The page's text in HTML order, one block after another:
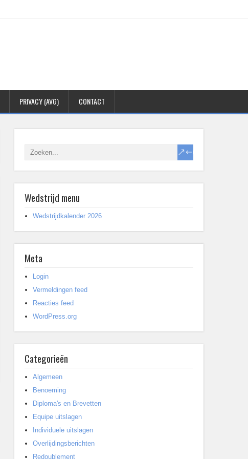
PRIVACY (AVG) CONTACT
Wedstrijd menu
Wedstrijdkalender 2026
Meta
Login
Vermeldingen feed
Reacties feed
WordPress.org
Categorieën
Algemeen
Benoeming
Diploma's en Brevetten
Equipe uitslagen
Individuele uitslagen
Overlijdingsberichten
Redoublement